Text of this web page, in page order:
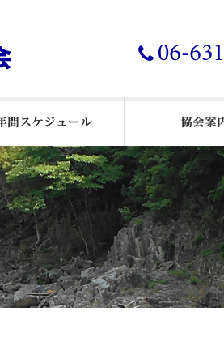
月例会
リーダーと歩こう 協会概
公告